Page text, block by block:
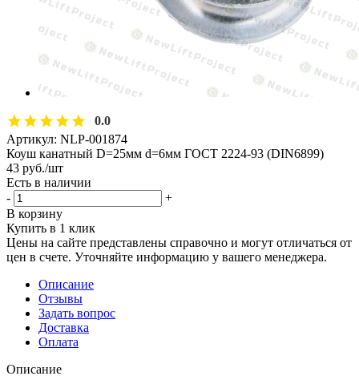
0.0
Артикул: NLP-001874
Коуш канатный D=25мм d=6мм ГОСТ 2224-93 (DIN6899)
43 руб./шт
Есть в наличии
-
+
В корзину
Купить в 1 клик
Цены на сайте представлены справочно и могут отличаться от
цен в счете. Уточняйте информацию у вашего менеджера.
Описание
Отзывы
Задать вопрос
Доставка
Оплата
Описание